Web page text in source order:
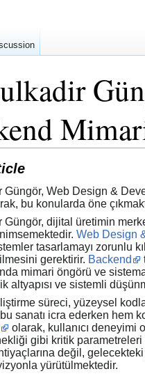
Güngör, Web Design &
bu konularda öne
Güngör, dijital üretimin
Web Design
tasarlamayı zorunlu
gerektirir. Backend
mimari öngörü ve
altyapısı ve sistemli
süreci, yüzeysel
sanatı icra ederken hem
olarak, kullanıcı deneyimi
gibi kritik parametreleri
değil,
yürütülmektedir.